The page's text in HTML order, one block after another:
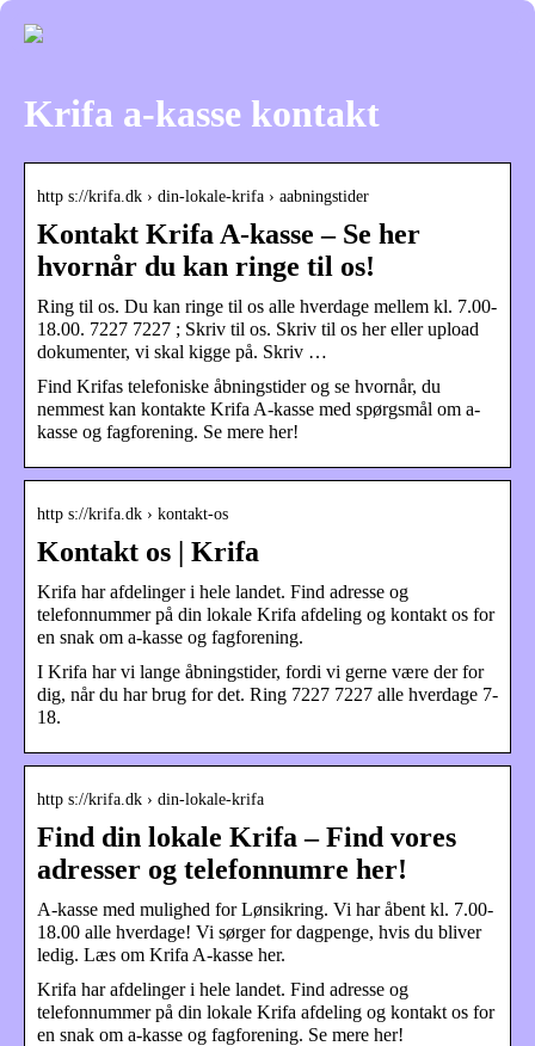
Krifa a-kasse kontakt
http s://krifa.dk › din-lokale-krifa › aabningstider
Kontakt Krifa A-kasse – Se her
hvornår du kan ringe til os!
Ring til os. Du kan ringe til os alle hverdage mellem kl. 7.00-
18.00. 7227 7227 ; Skriv til os. Skriv til os her eller upload
dokumenter, vi skal kigge på. Skriv …
Find Krifas telefoniske åbningstider og se hvornår, du
nemmest kan kontakte Krifa A-kasse med spørgsmål om a-
kasse og fagforening. Se mere her!
http s://krifa.dk › kontakt-os
Kontakt os | Krifa
Krifa har afdelinger i hele landet. Find adresse og
telefonnummer på din lokale Krifa afdeling og kontakt os for
en snak om a-kasse og fagforening.
I Krifa har vi lange åbningstider, fordi vi gerne være der for
dig, når du har brug for det. Ring 7227 7227 alle hverdage 7-
18.
http s://krifa.dk › din-lokale-krifa
Find din lokale Krifa – Find vores
adresser og telefonnumre her!
A-kasse med mulighed for Lønsikring. Vi har åbent kl. 7.00-
18.00 alle hverdage! Vi sørger for dagpenge, hvis du bliver
ledig. Læs om Krifa A-kasse her.
Krifa har afdelinger i hele landet. Find adresse og
telefonnummer på din lokale Krifa afdeling og kontakt os for
en snak om a-kasse og fagforening. Se mere her!